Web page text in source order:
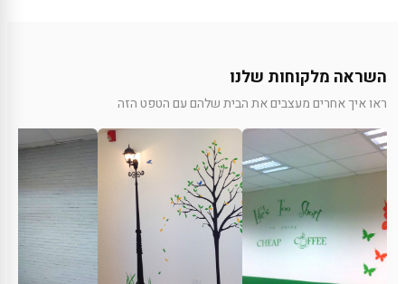
השראה מלקוחות שלנו
ראו איך אחרים מעצבים את הבית שלהם עם הטפט הזה